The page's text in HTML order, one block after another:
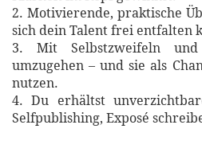
2. Motivierende, praktische
sich dein Talent frei entfalten
3. Mit Selbstzweifeln und
umzugehen – und sie als
nutzen.
4. Du erhältst
Selfpublishing, Exposé